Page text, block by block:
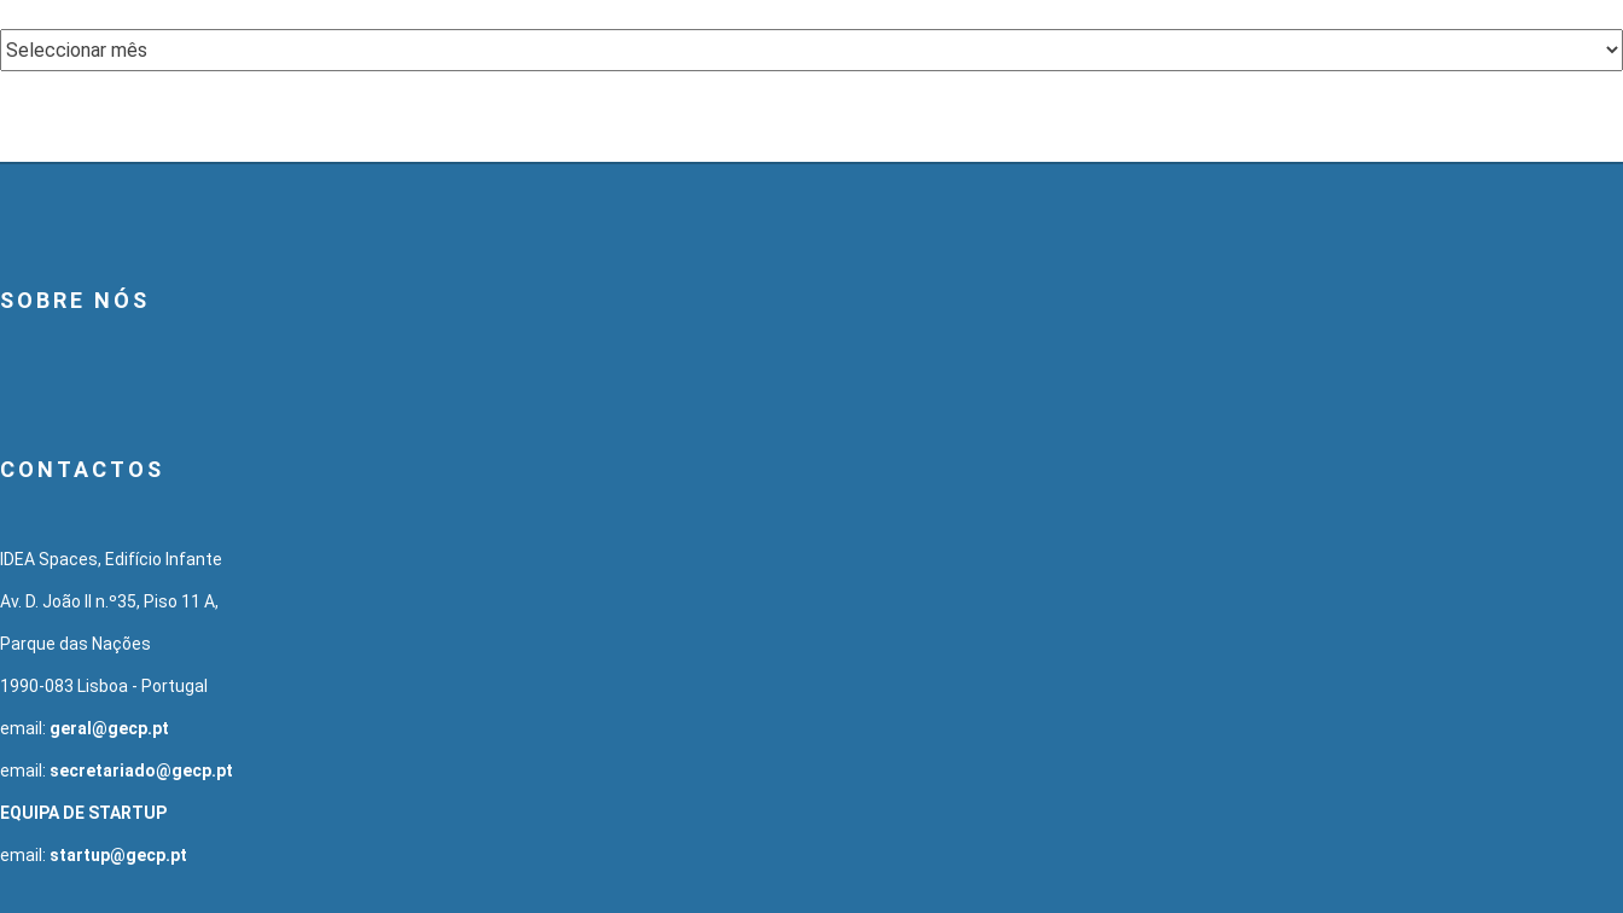
Arquivo
SOBRE NÓS
CONTACTOS
IDEA Spaces, Edifício Infante
Av. D. João II n.º35, Piso 11 A,
Parque das Nações
1990-083 Lisboa - Portugal
email: geral@gecp.pt
email: secretariado@gecp.pt
EQUIPA DE STARTUP
email: startup@gecp.pt